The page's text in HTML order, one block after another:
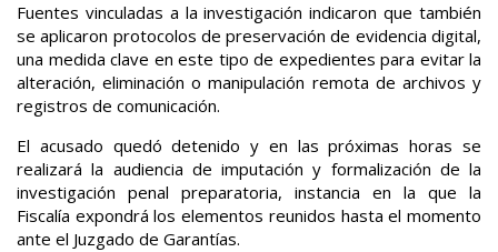
Fuentes vinculadas a la investigación indicaron que también
se aplicaron protocolos de preservación de evidencia digital,
una medida clave en este tipo de expedientes para evitar la
alteración, eliminación o manipulación remota de archivos y
registros de comunicación.
El acusado quedó detenido y en las próximas horas se
realizará la audiencia de imputación y formalización de la
investigación penal preparatoria, instancia en la que la
Fiscalía expondrá los elementos reunidos hasta el momento
ante el Juzgado de Garantías.